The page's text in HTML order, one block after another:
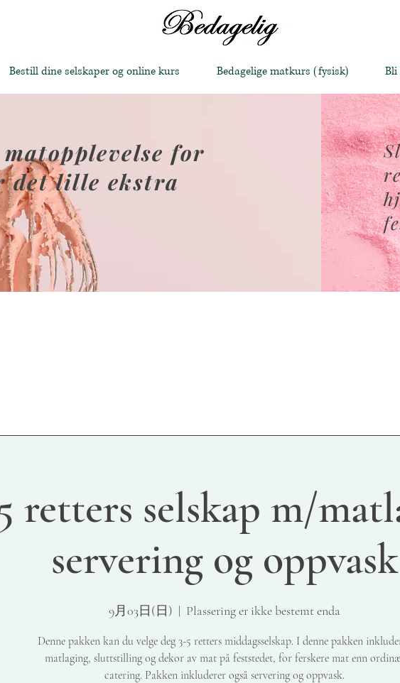
Bestill dine selskaper og online kurs Bedagelige matkurs (fysisk) Bli
for
det lille ekstra
retters selskap m/
servering og oppvask
9月03日(日)
  |
Plassering er ikke bestemt enda
Denne pakken kan du velge deg 3-5 retters middagsselskap. I denne pakken
matlaging, sluttstilling og dekor av mat på feststedet, for ferskere mat enn
catering. Pakken inkluderer også servering og oppvask.